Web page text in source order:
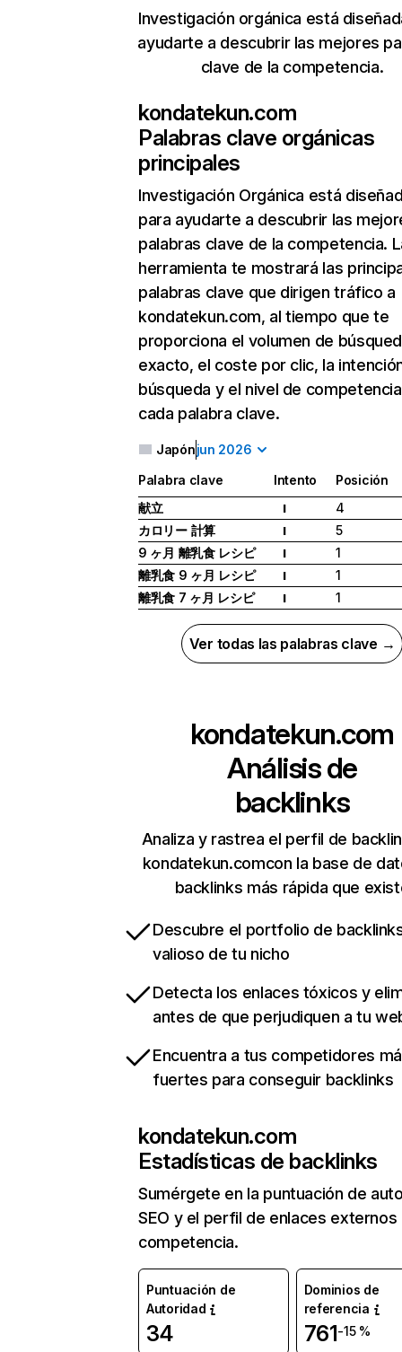
Investigación orgánica está
ayudarte a descubrir las mejores
clave de la competencia.
kondatekun.com
Palabras clave orgánicas
principales
Investigación Orgánica está
para ayudarte a descubrir las
palabras clave de la competencia.
herramienta te mostrará las
palabras clave que dirigen tráfico a
kondatekun.com, al tiempo que te
proporciona el volumen de
exacto, el coste por clic, la
búsqueda y el nivel de
cada palabra clave.
Japónjun 2026
Palabra clave Intento
Posición
献立
I
4
カロリー 計算
I
5
9 ヶ月 離乳食 レシピ
I
1
離乳食 9 ヶ月 レシピ
I
1
離乳食 7 ヶ月 レシピ
I 1
Ver todas las palabras clave →
kondatekun.com
Análisis de
backlinks
Analiza y rastrea el perfil de
kondatekun.comcon la base de
backlinks más rápida que
Descubre el portfolio de
valioso de tu nicho
Detecta los enlaces tóxicos y
antes de que perjudiquen a tu
Encuentra a tus competidores
fuertes para conseguir backlinks
kondatekun.com
Estadísticas de backlinks
Sumérgete en la puntuación de
SEO y el perfil de enlaces externos
competencia.
Puntuación de
Autoridad
34
Dominios de
referencia
761-15 %